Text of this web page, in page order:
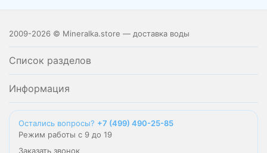
2009-2026 © Mineralka.store — доставка воды
Список разделов
Информация
Остались вопросы? +7 (499) 490-25-85
Режим работы с 9 до 19
Заказать звонок